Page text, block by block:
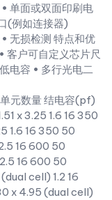
单面或双面印刷电
(例如连接器)
无损检测 特点和优
客户可自定义芯片尺
电容 • 多行光电二
元数量 结电容(pf)
x 3.25 1.6 16 350
1.6 16 350 50
16 600 50
16 600 50
cell) 1.2 16
x 4.95 (dual cell)